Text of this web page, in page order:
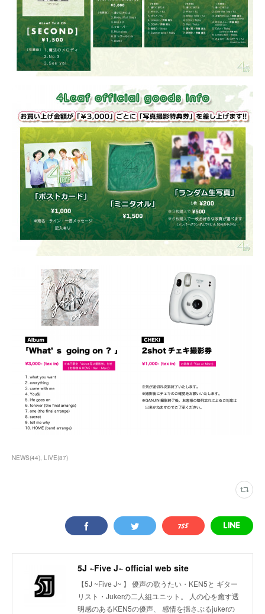
NEWS(44) LIVE(87)
5J ~Five J~ official web site
【5J ~Five J~ 】 優声の歌うたい・KEN5と ギター
リスト・Jukerの二人組ユニット。 人の心を癒す透
明感のあるKEN5の優声、 感情を揺さぶるjukerの